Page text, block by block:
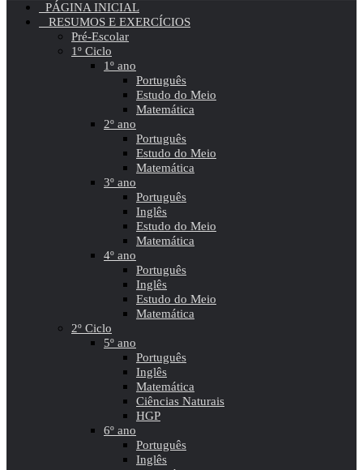
PÁGINA INICIAL
RESUMOS E EXERCÍCIOS
Pré-Escolar
1º Ciclo
1º ano
Português
Estudo do Meio
Matemática
2º ano
Português
Estudo do Meio
Matemática
3º ano
Português
Inglês
Estudo do Meio
Matemática
4º ano
Português
Inglês
Estudo do Meio
Matemática
2º Ciclo
5º ano
Português
Inglês
Matemática
Ciências Naturais
HGP
6º ano
Português
Inglês